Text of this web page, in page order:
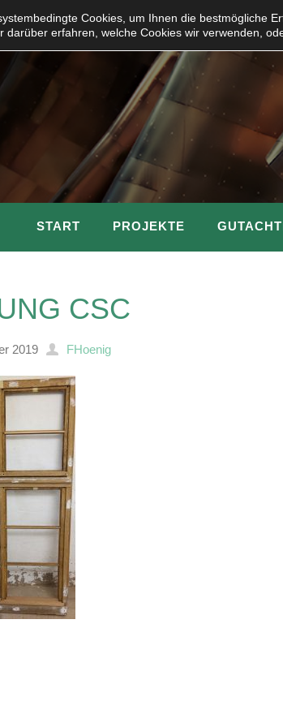
START PROJEKTE
CSC
2019 FHoenig
Cookies, um Ihnen die bestmögliche
darüber erfahren, welche Cookies wir verwenden,